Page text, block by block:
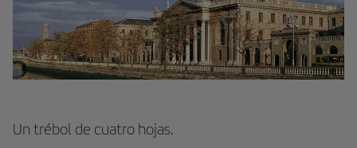
Un trébol de cuatro hojas.